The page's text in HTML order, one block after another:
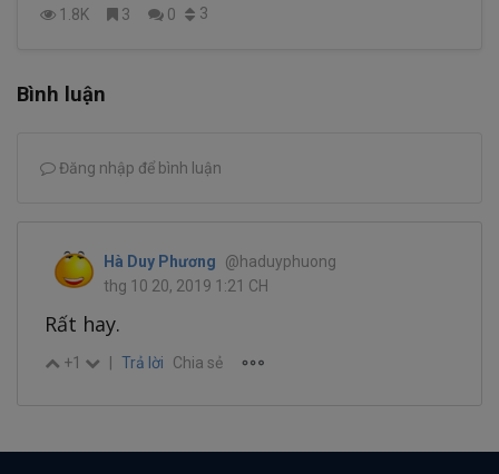
1.8K 3 0 3
Bình luận
Đăng nhập để bình luận
Hà Duy Phương
@haduyphuong
thg 10 20, 2019 1:21 CH
Rất hay.
+1 Trả lời Chia sẻ